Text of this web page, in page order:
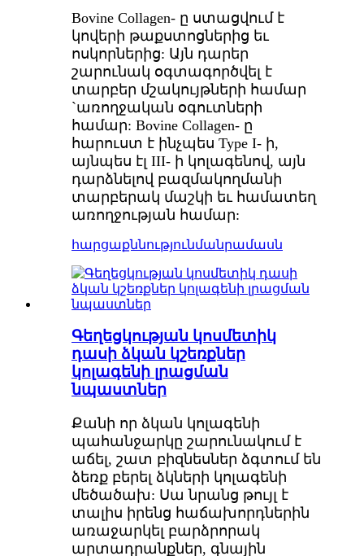
Bovine Collagen- ը ստացվում է
կովերի թաքստոցներից եւ
ոսկորներից: Այն դարեր
շարունակ օգտագործվել է
տարբեր մշակույթների համար
`առողջական օգուտների
համար: Bovine Collagen- ը
հարուստ է ինչպես Type I- ի,
այնպես էլ III- ի կոլագենով, այն
դարձնելով բազմակողմանի
տարբերակ մաշկի եւ համատեղ
առողջության համար:
հարցաքննությունմանրամասն
Գեղեցկության կոսմետիկ
դասի ձկան կշեռքներ
կոլագենի լրացման
նպաստներ
Քանի որ ձկան կոլագենի
պահանջարկը շարունակում է
աճել, շատ բիզնեսներ ձգտում են
ձեռք բերել ձկների կոլագենի
մեծածախ: Սա նրանց թույլ է
տալիս իրենց հաճախորդներին
առաջարկել բարձրորակ
արտադրանքներ, գնային